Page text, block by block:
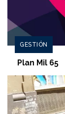
GESTIÓN
Plan Mil 65